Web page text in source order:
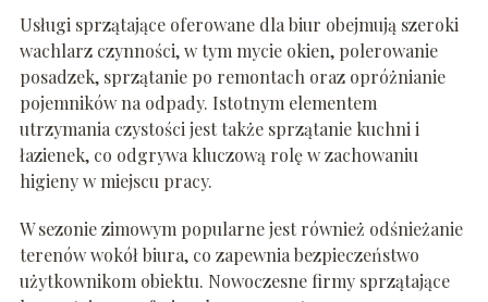
Usługi sprzątające oferowane dla biur obejmują szeroki
wachlarz czynności, w tym mycie okien, polerowanie
posadzek, sprzątanie po remontach oraz opróżnianie
pojemników na odpady. Istotnym elementem
utrzymania czystości jest także sprzątanie kuchni i
łazienek, co odgrywa kluczową rolę w zachowaniu
higieny w miejscu pracy.
W sezonie zimowym popularne jest również odśnieżanie
terenów wokół biura, co zapewnia bezpieczeństwo
użytkownikom obiektu. Nowoczesne firmy sprzątające